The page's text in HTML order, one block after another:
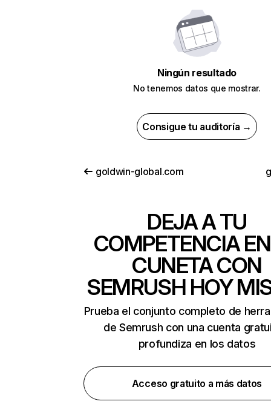
Ningún resultado
No tenemos datos que mostrar.
Consigue tu auditoría →
goldwin-global.com
DEJA A TU
COMPETENCIA
CUNETA CON
SEMRUSH HOY
Prueba el conjunto completo de
de Semrush con una cuenta
profundiza en los datos
Acceso gratuito a más datos